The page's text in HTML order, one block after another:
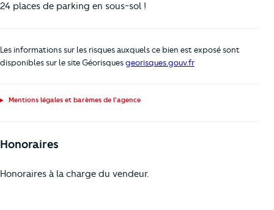
24 places de parking en sous-sol !
Les informations sur les risques auxquels ce bien est exposé sont
disponibles sur le site Géorisquesgeorisques.gouv.fr
Mentions légales et barèmes de l'agence
Honoraires
Honoraires à la charge du vendeur.